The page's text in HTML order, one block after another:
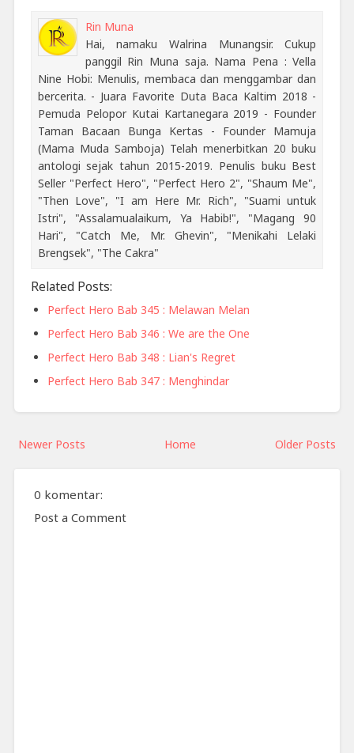
Rin Muna
Hai, namaku Walrina Munangsir. Cukup
panggil Rin Muna saja. Nama Pena : Vella
Nine Hobi: Menulis, membaca dan menggambar dan
bercerita. - Juara Favorite Duta Baca Kaltim 2018 -
Pemuda Pelopor Kutai Kartanegara 2019 - Founder
Taman Bacaan Bunga Kertas - Founder Mamuja
(Mama Muda Samboja) Telah menerbitkan 20 buku
antologi sejak tahun 2015-2019. Penulis buku Best
Seller "Perfect Hero", "Perfect Hero 2", "Shaum Me",
"Then Love", "I am Here Mr. Rich", "Suami untuk
Istri", "Assalamualaikum, Ya Habib!", "Magang 90
Hari", "Catch Me, Mr. Ghevin", "Menikahi Lelaki
Brengsek", "The Cakra"
Related Posts:
Perfect Hero Bab 345 : Melawan Melan
Perfect Hero Bab 346 : We are the One
Perfect Hero Bab 348 : Lian's Regret
Perfect Hero Bab 347 : Menghindar
Newer Posts Older Posts
Home
0 komentar:
Post a Comment